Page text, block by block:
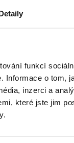
funkcí
Informace o tom,
inzerci a
které jste jim